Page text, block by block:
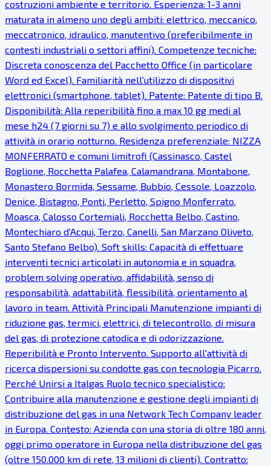
costruzioni ambiente e territorio. Esperienza: 1-3 anni
maturata in almeno uno degli ambiti: elettrico, meccanico,
meccatronico, idraulico, manutentivo (preferibilmente in
contesti industriali o settori affini). Competenze tecniche:
Discreta conoscenza del Pacchetto Office (in particolare
Word ed Excel). Familiarità nell'utilizzo di dispositivi
elettronici (smartphone, tablet). Patente: Patente di tipo B.
Disponibilità: Alla reperibilità fino a max 10 gg medi al
mese h24 (7 giorni su 7) e allo svolgimento periodico di
attività in orario notturno. Residenza preferenziale: NIZZA
MONFERRATO e comuni limitrofi (Cassinasco, Castel
Boglione, Rocchetta Palafea, Calamandrana, Montabone,
Monastero Bormida, Sessame, Bubbio, Cessole, Loazzolo,
Denice, Bistagno, Ponti, Perletto, Spigno Monferrato,
Moasca, Calosso Cortemiali, Rocchetta Belbo, Castino,
Montechiaro d'Acqui, Terzo, Canelli, San Marzano Oliveto,
Santo Stefano Belbo). Soft skills: Capacità di effettuare
interventi tecnici articolati in autonomia e in squadra,
problem solving operativo, affidabilità, senso di
responsabilità, adattabilità, flessibilità, orientamento al
lavoro in team. Attività Principali Manutenzione impianti di
riduzione gas, termici, elettrici, di telecontrollo, di misura
del gas, di protezione catodica e di odorizzazione.
Reperibilità e Pronto Intervento. Supporto all'attività di
ricerca dispersioni su condotte gas con tecnologia Picarro.
Perché Unirsi a Italgas Ruolo tecnico specialistico:
Contribuire alla manutenzione e gestione degli impianti di
distribuzione del gas in una Network Tech Company leader
in Europa. Contesto: Azienda con una storia di oltre 180 anni,
oggi primo operatore in Europa nella distribuzione del gas
(oltre 150.000 km di rete, 13 milioni di clienti). Contratto: